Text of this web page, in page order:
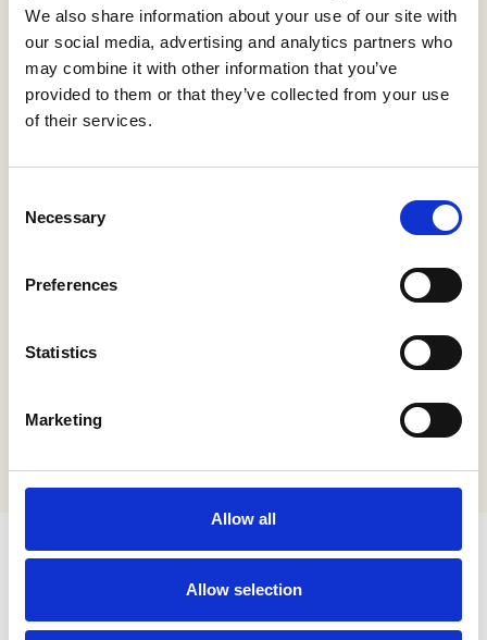
We also share information about your use of our site with
our social media, advertising and analytics partners who
may combine it with other information that you’ve
provided to them or that they’ve collected from your use
of their services.
Selection
Necessary
Preferences
Statistics
Marketing
Allow all
Allow selection
ROUTES EN TIPS
ANDERE ROUTES IN DE BUURT